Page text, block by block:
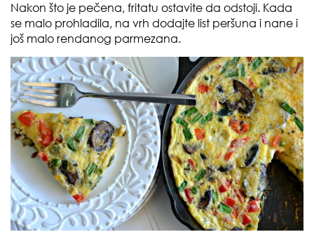
Nakon što je pečena, fritatu ostavite da odstoji. Kada
se malo prohladila, na vrh dodajte list peršuna i nane i
još malo rendanog parmezana.